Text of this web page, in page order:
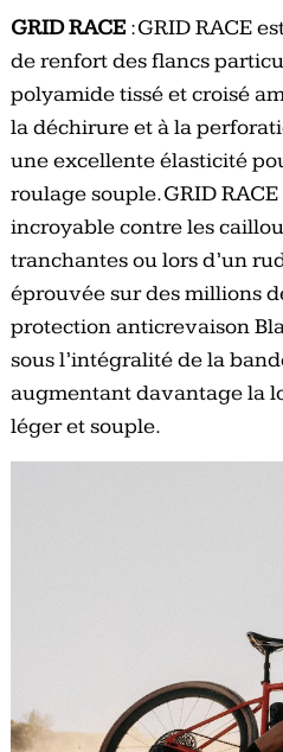
GRID RACE: GRID RACE
de renfort des flancs
polyamide tissé et croisé
la déchirure et à la
une excellente élasticité
roulage souple. GRID
incroyable contre les
tranchantes ou lors d’un
éprouvée sur des millions
protection anticrevaison
sous l’intégralité de la
augmentant davantage la
léger et souple.